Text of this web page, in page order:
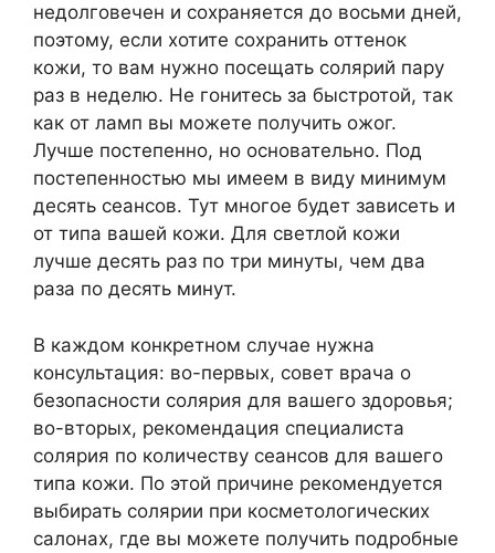
недолговечен и сохраняется до восьми дней,
поэтому, если хотите сохранить оттенок
кожи, то вам нужно посещать солярий пару
раз в неделю. Не гонитесь за быстротой, так
как от ламп вы можете получить ожог.
Лучше постепенно, но основательно. Под
постепенностью мы имеем в виду минимум
десять сеансов. Тут многое будет зависеть и
от типа вашей кожи. Для светлой кожи
лучше десять раз по три минуты, чем два
раза по десять минут.
В каждом конкретном случае нужна
консультация: во-первых, совет врача о
безопасности солярия для вашего здоровья;
во-вторых, рекомендация специалиста
солярия по количеству сеансов для вашего
типа кожи. По этой причине рекомендуется
выбирать солярии при косметологических
салонах, где вы можете получить подробные